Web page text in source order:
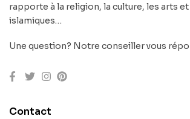
rapporte à la religion, la culture, les arts
islamiques…
Une question? Notre conseiller vous
Contact